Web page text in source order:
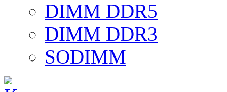
DIMM DDR5
DIMM DDR3
SODIMM